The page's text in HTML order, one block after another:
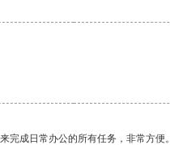
完成日常办公的所有任务，非常方便。